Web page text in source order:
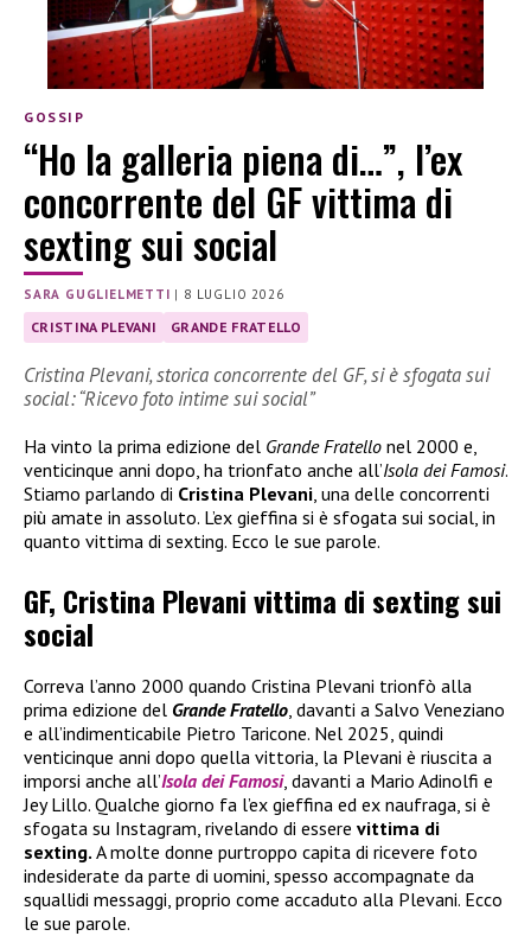
GOSSIP
“Ho la galleria piena di…”, l’ex
concorrente del GF vittima di
sexting sui social
SARA GUGLIELMETTI | 8 LUGLIO 2026
CRISTINA PLEVANI GRANDE FRATELLO
Cristina Plevani, storica concorrente del GF, si è sfogata sui
social: “Ricevo foto intime sui social”
Ha vinto la prima edizione del Grande Fratello nel 2000 e,
venticinque anni dopo, ha trionfato anche all’Isola dei Famosi.
Stiamo parlando di Cristina Plevani , una delle concorrenti
più amate in assoluto. L’ex gieffina si è sfogata sui social, in
quanto vittima di sexting. Ecco le sue parole.
GF, Cristina Plevani vittima di sexting sui
social
Correva l’anno 2000 quando Cristina Plevani trionfò alla
prima edizione del Grande Fratello , davanti a Salvo Veneziano
e all’indimenticabile Pietro Taricone. Nel 2025, quindi
venticinque anni dopo quella vittoria, la Plevani è riuscita a
imporsi anche all’Isola dei Famosi, davanti a Mario Adinolfi e
Jey Lillo. Qualche giorno fa l’ex gieffina ed ex naufraga, si è
sfogata su Instagram, rivelando di essere vittima di
sexting. A molte donne purtroppo capita di ricevere foto
indesiderate da parte di uomini, spesso accompagnate da
squallidi messaggi, proprio come accaduto alla Plevani. Ecco
le sue parole.